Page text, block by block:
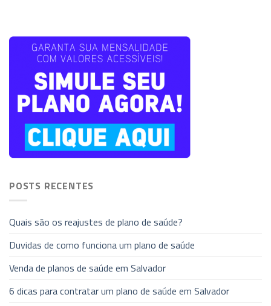
POSTS RECENTES
Quais são os reajustes de plano de saúde?
Duvidas de como funciona um plano de saúde
Venda de planos de saúde em Salvador
6 dicas para contratar um plano de saúde em Salvador